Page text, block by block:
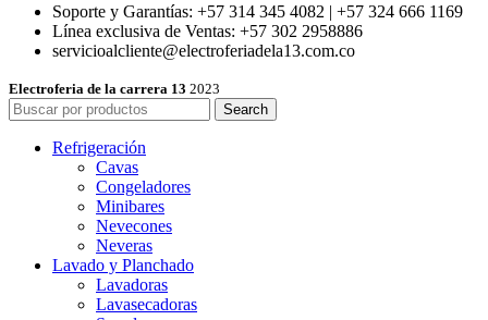
Soporte y Garantías: +57 314 345 4082 | +57 324 666 1169
Línea exclusiva de Ventas: +57 302 2958886
servicioalcliente@electroferiadela13.com.co
Electroferia de la carrera 13 2023
Search
Refrigeración
Cavas
Congeladores
Minibares
Nevecones
Neveras
Lavado y Planchado
Lavadoras
Lavasecadoras